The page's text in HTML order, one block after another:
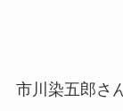
市川染五郎さ